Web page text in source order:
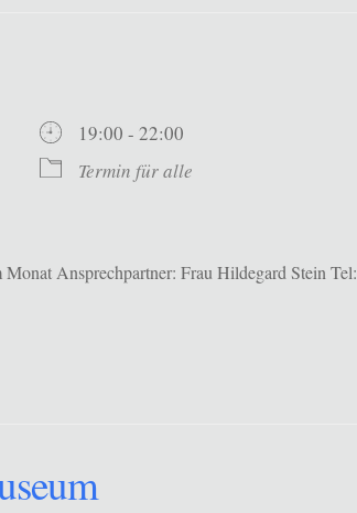
19:00 - 22:00
Termin für alle
Ansprechpartner: Frau Hildegard Stein Tel: